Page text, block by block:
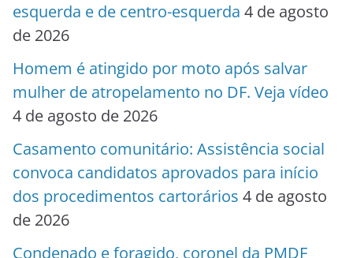
esquerda e de centro-esquerda 4 de agosto
de 2026
Homem é atingido por moto após salvar
mulher de atropelamento no DF. Veja vídeo
4 de agosto de 2026
Casamento comunitário: Assistência social
convoca candidatos aprovados para início
dos procedimentos cartorários 4 de agosto
de 2026
Condenado e foragido, coronel da PMDF